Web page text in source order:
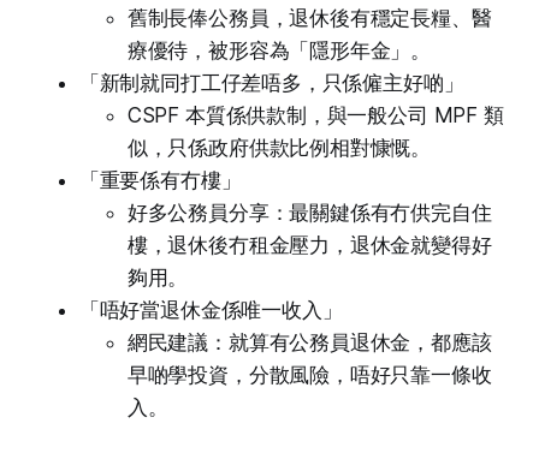
舊制長俸公務員，退休後有穩定長糧、醫
療優待，被形容為「隱形年金」。
「新制就同打工仔差唔多，只係僱主好啲」
CSPF 本質係供款制，與一般公司 MPF 類
似，只係政府供款比例相對慷慨。
「重要係有冇樓」
好多公務員分享：最關鍵係有冇供完自住
樓，退休後冇租金壓力，退休金就變得好
夠用。
「唔好當退休金係唯一收入」
網民建議：就算有公務員退休金，都應該
早啲學投資，分散風險，唔好只靠一條收
入。